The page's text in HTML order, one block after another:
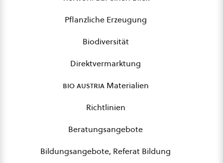
Pflanzliche Erzeugung
Biodiversität
Direktvermarktung
bio austriaMaterialien
Richtlinien
Beratungsangebote
Bildungsangebote, Referat Bildung